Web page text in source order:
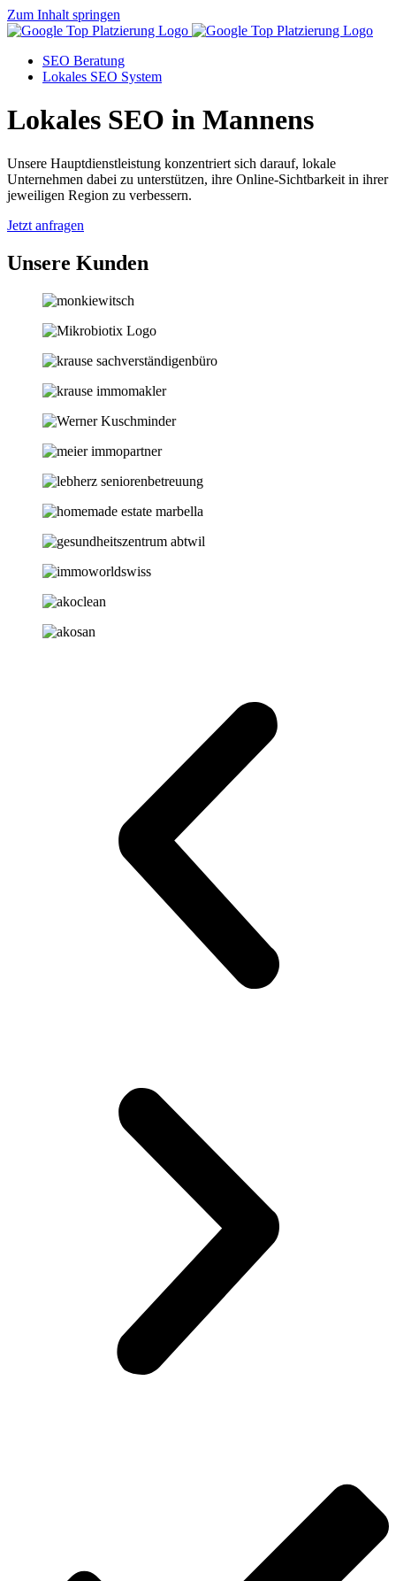
Zum Inhalt springen
SEO Beratung
Lokales SEO System
Lokales SEO in Mannens
Unsere Hauptdienstleistung konzentriert sich darauf, lokale
Unternehmen dabei zu unterstützen, ihre Online-Sichtbarkeit in ihrer
jeweiligen Region zu verbessern.
Jetzt anfragen
Unsere Kunden